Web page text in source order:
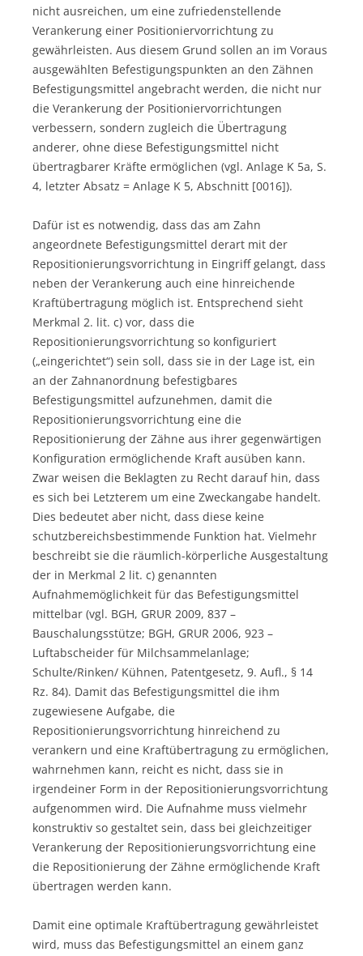
nicht ausreichen, um eine zufriedenstellende
Verankerung einer Positioniervorrichtung zu
gewährleisten. Aus diesem Grund sollen an im Voraus
ausgewählten Befestigungspunkten an den Zähnen
Befestigungsmittel angebracht werden, die nicht nur
die Verankerung der Positioniervorrichtungen
verbessern, sondern zugleich die Übertragung
anderer, ohne diese Befestigungsmittel nicht
übertragbarer Kräfte ermöglichen (vgl. Anlage K 5a, S.
4, letzter Absatz = Anlage K 5, Abschnitt [0016]).
Dafür ist es notwendig, dass das am Zahn
angeordnete Befestigungsmittel derart mit der
Repositionierungsvorrichtung in Eingriff gelangt, dass
neben der Verankerung auch eine hinreichende
Kraftübertragung möglich ist. Entsprechend sieht
Merkmal 2. lit. c) vor, dass die
Repositionierungsvorrichtung so konfiguriert
(„eingerichtet“) sein soll, dass sie in der Lage ist, ein
an der Zahnanordnung befestigbares
Befestigungsmittel aufzunehmen, damit die
Repositionierungsvorrichtung eine die
Repositionierung der Zähne aus ihrer gegenwärtigen
Konfiguration ermöglichende Kraft ausüben kann.
Zwar weisen die Beklagten zu Recht darauf hin, dass
es sich bei Letzterem um eine Zweckangabe handelt.
Dies bedeutet aber nicht, dass diese keine
schutzbereichsbestimmende Funktion hat. Vielmehr
beschreibt sie die räumlich-körperliche Ausgestaltung
der in Merkmal 2 lit. c) genannten
Aufnahmemöglichkeit für das Befestigungsmittel
mittelbar (vgl. BGH, GRUR 2009, 837 –
Bauschalungsstütze; BGH, GRUR 2006, 923 –
Luftabscheider für Milchsammelanlage;
Schulte/Rinken/ Kühnen, Patentgesetz, 9. Aufl., § 14
Rz. 84). Damit das Befestigungsmittel die ihm
zugewiesene Aufgabe, die
Repositionierungsvorrichtung hinreichend zu
verankern und eine Kraftübertragung zu ermöglichen,
wahrnehmen kann, reicht es nicht, dass sie in
irgendeiner Form in der Repositionierungsvorrichtung
aufgenommen wird. Die Aufnahme muss vielmehr
konstruktiv so gestaltet sein, dass bei gleichzeitiger
Verankerung der Repositionierungsvorrichtung eine
die Repositionierung der Zähne ermöglichende Kraft
übertragen werden kann.
Damit eine optimale Kraftübertragung gewährleistet
wird, muss das Befestigungsmittel an einem ganz